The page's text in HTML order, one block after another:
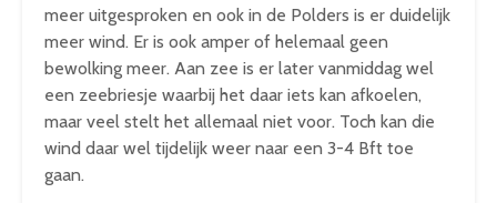
meer uitgesproken en ook in de Polders is er duidelijk
meer wind. Er is ook amper of helemaal geen
bewolking meer. Aan zee is er later vanmiddag wel
een zeebriesje waarbij het daar iets kan afkoelen,
maar veel stelt het allemaal niet voor. Toch kan die
wind daar wel tijdelijk weer naar een 3-4 Bft toe
gaan.